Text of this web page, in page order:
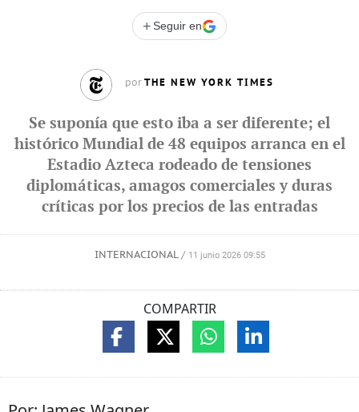
+ Seguir en
por THE NEW YORK TIMES
Se suponía que esto iba a ser diferente; el
histórico Mundial de 48 equipos arranca en el
Estadio Azteca rodeado de tensiones
diplomáticas, amagos comerciales y duras
críticas por los precios de las entradas
INTERNACIONAL / 11 junio 2026 09:55
COMPARTIR